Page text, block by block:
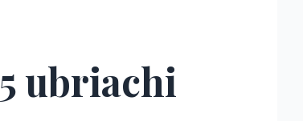
ubriachi